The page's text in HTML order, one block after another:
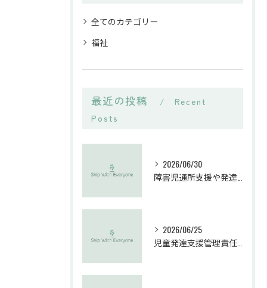
全てのカテゴリー
福祉
最近の投稿
Recent
Posts
2026/06/30
2026/06/25